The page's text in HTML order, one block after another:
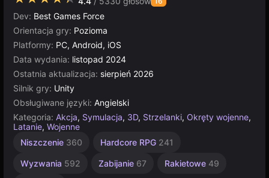
Dev: Best Games Force
Orientacja gry: Pozioma
Platformy: PC, Android, iOS
Data wydania: listopad 2024
Ostatnia aktualizacja: sierpień 2026
Silnik gry: Unity
Obsługiwane języki: Angielski
Kategoria: Akcja, Symulacja, 3D, Strzelanki, Okręty wojenne,
Latanie, Wojenne
Niszczenie 360 Hardcore RPG 241
Wyzwania 592 Zabijanie 67 Rakietowe 49
Zręcznościowe
Helikoptery
Indie
Lotnictwo
Otwarty
382
Unity
3175